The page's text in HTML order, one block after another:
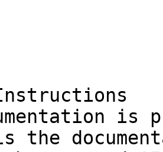
is
the